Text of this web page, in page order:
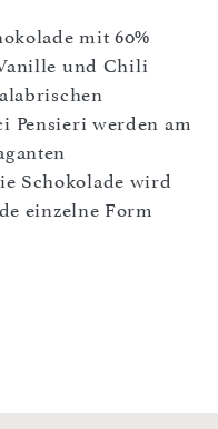
mit 60%
und Chili
Pensieri werden am
Schokolade wird
einzelne Form